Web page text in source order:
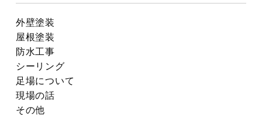
外壁塗装
屋根塗装
防水工事
シーリング
足場について
現場の話
その他